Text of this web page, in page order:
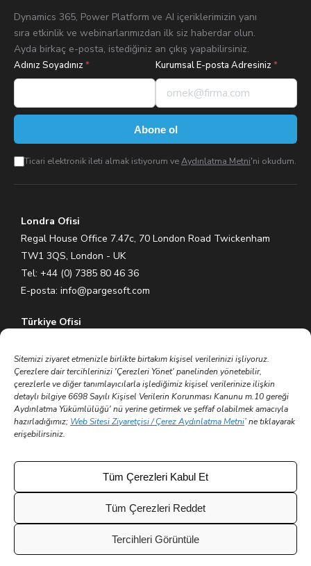
Sitemizi ziyaret etmenizle birlikte birtakım kişisel verilerinizi işliyoruz.
Çerezlere dair tercihlerinizi 'Çerezleri Yönet' panelinden yönetebilir,
çerezlerle ve diğer tanımlayıcılarla işlediğimiz kişisel verilerinize ilişkin
detaylı bilgiye 6698 Sayılı Kişisel Verilerin Korunması Kanunu m.10 gereği
Aydınlatma Yükümlülüğü' nü yerine getirmek ve şeffaf olabilmek amacıyla
hazırladığımız; Web Sitesi Ziyaretçisi / Çerez Aydınlatma Metni’ ne tıklayarak
erişebilirsiniz.
Tüm Çerezleri Kabul Et
Tüm Çerezleri Reddet
Tercihleri Görüntüle
Dynamics 365, Power Platform ve AI içeriklerimizin yanı
sıra etkinlik ve webinarlarımızdan ilk siz haberdar olun.
Ayda birkaç e-posta, istediğiniz an çıkış yapabilirsiniz.
Adınız Soyadınız* Kurumsal E-posta Adresiniz*
Abone ol
Ticari elektronik ileti almak istiyorum veAydınlatma Metni'ni okudum.
Londra Ofisi
Regal House Office 7.47c, 70 London Road Twickenham
TW1 3QS, London - UK
Tel: +44 (0) 7385 80 46 36
E-posta: info@pargesoft.com
Türkiye Ofisi
Ümraniye – İstanbul / Türkiye
Tel: +90 (216) 575 60 70
E-posta:
info@pargesoft.com
Trakya Teknopark Ofisi
Trakya Üniversitesi Ayşe Kadın Yerleşkesi
Merkez – Edirne / Türkiye
E-posta:info@pargesoft.com